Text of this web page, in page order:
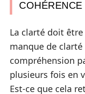
La clarté doit être
manque de
compréhension
plusieurs fois en
Est-ce que cela